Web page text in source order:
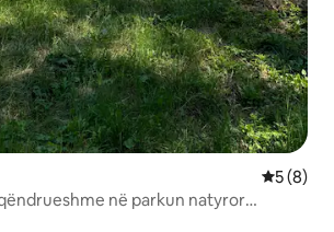
5 (8)
në parkun natyror